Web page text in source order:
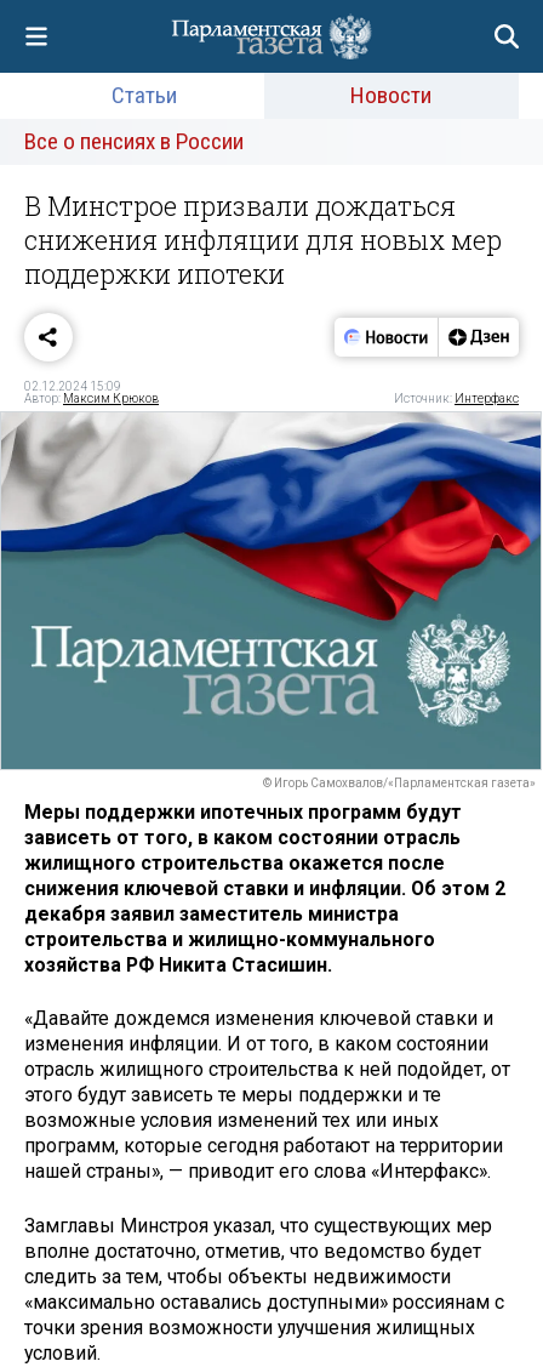
Статьи
Новости
Все о пенсиях в России
В Минстрое призвали дождаться
снижения инфляции для новых мер
поддержки ипотеки
02.12.2024 15:09
Автор: Максим Крюков Источник: Интерфакс
© Игорь Самохвалов/«Парламентская газета»
Меры поддержки ипотечных программ будут
зависеть от того, в каком состоянии отрасль
жилищного строительства окажется после
снижения ключевой ставки и инфляции. Об этом 2
декабря заявил заместитель министра
строительства и жилищно-коммунального
хозяйства РФ Никита Стасишин.
«Давайте дождемся изменения ключевой ставки и
изменения инфляции. И от того, в каком состоянии
отрасль жилищного строительства к ней подойдет, от
этого будут зависеть те меры поддержки и те
возможные условия изменений тех или иных
программ, которые сегодня работают на территории
нашей страны», — приводит его слова «Интерфакс».
Замглавы Минстроя указал, что существующих мер
вполне достаточно, отметив, что ведомство будет
следить за тем, чтобы объекты недвижимости
«максимально оставались доступными» россиянам с
точки зрения возможности улучшения жилищных
условий.